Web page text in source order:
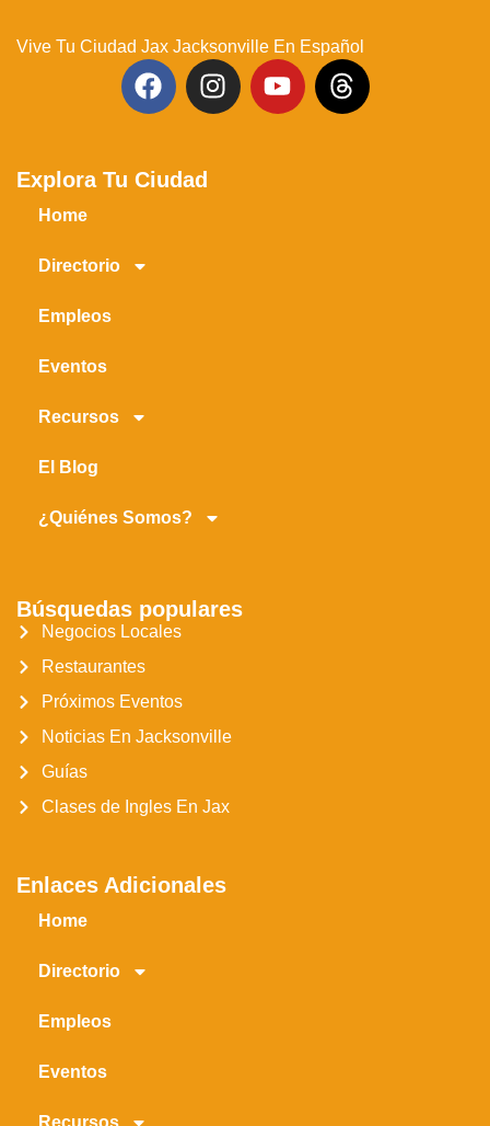
Vive Tu Ciudad Jax Jacksonville En Español
Explora Tu Ciudad
Home
Directorio
Empleos
Eventos
Recursos
El Blog
¿Quiénes Somos?
Búsquedas populares
Negocios Locales
Restaurantes
Próximos Eventos
Noticias En Jacksonville
Guías
Clases de Ingles En Jax
Enlaces Adicionales
Home
Directorio
Empleos
Eventos
Recursos